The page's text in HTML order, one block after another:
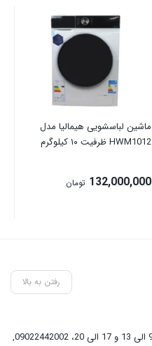
ماشین لباسشویی هیمالیا مدل
HWM1012 ظرفیت ۱۰ کیلوگرم
132,000,000 تومان
رفتن به بالا
,